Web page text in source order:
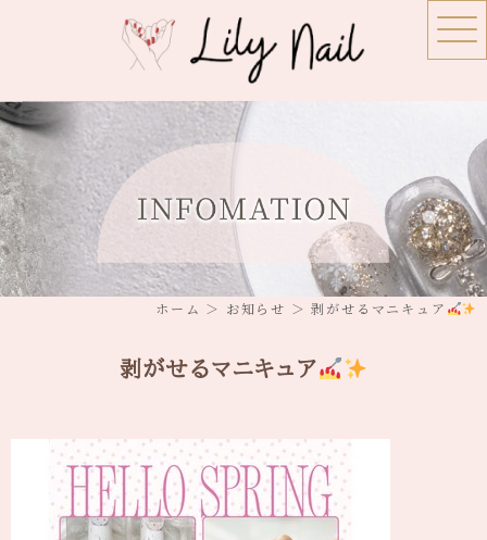
ホーム ＞ お知らせ ＞ 剥がせるマニキュア
剥がせるマニキュア